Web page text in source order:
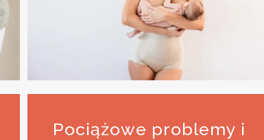
Pociążowe problemy i